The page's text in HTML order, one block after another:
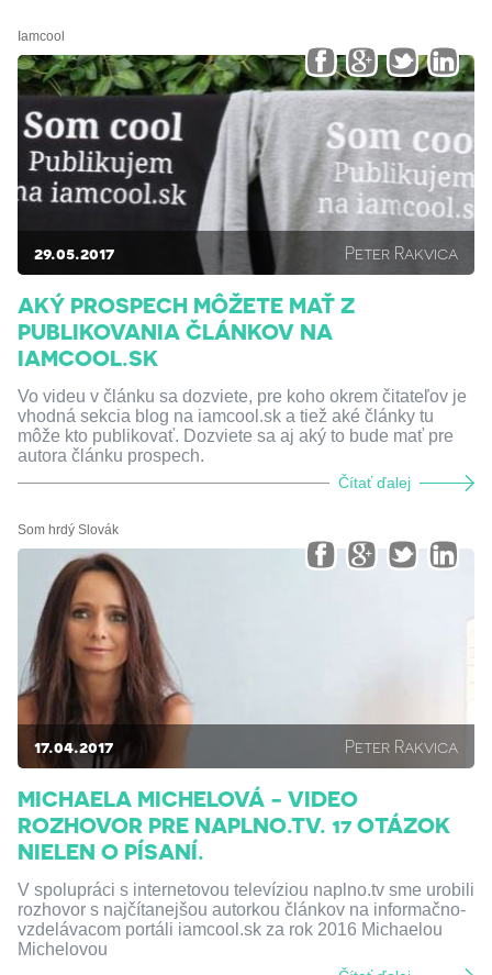
Iamcool
29.05.2017 Peter Rakvica
AKÝ PROSPECH MÔŽETE MAŤ Z
PUBLIKOVANIA ČLÁNKOV NA
IAMCOOL.SK
Vo videu v článku sa dozviete, pre koho okrem čitateľov je
vhodná sekcia blog na iamcool.sk a tiež aké články tu
môže kto publikovať. Dozviete sa aj aký to bude mať pre
autora článku prospech.
Čítať ďalej
Som hrdý Slovák
17.04.2017 Peter Rakvica
MICHAELA MICHELOVÁ - VIDEO
ROZHOVOR PRE NAPLNO.TV. 17 OTÁZOK
NIELEN O PÍSANÍ.
V spolupráci s internetovou televíziou naplno.tv sme urobili
rozhovor s najčítanejšou autorkou článkov na informačno-
vzdelávacom portáli iamcool.sk za rok 2016 Michaelou
Michelovou